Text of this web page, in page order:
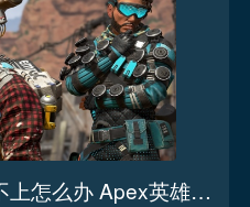
Apex英雄掉线后重连不上怎么办 Apex英雄掉线后重连不上解决办法